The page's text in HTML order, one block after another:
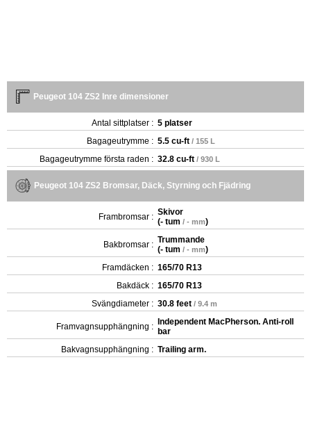
Peugeot 104 ZS2 Inre dimensioner
Antal sittplatser : 5 platser
Bagageutrymme : 5.5 cu-ft / 155 L
Bagageutrymme första raden : 32.8 cu-ft / 930 L
Peugeot 104 ZS2 Bromsar, Däck, Styrning och Fjädring
Frambromsar : Skivor
(- tum / - mm)
Bakbromsar : Trummande
(- tum / - mm)
Framdäcken : 165/70 R13
Bakdäck : 165/70 R13
Svängdiameter : 30.8 feet / 9.4 m
Framvagnsupphängning : Independent MacPherson. Anti-roll
bar
Bakvagnsupphängning : Trailing arm.